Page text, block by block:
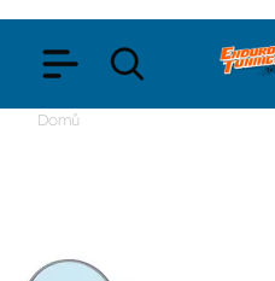
Domů